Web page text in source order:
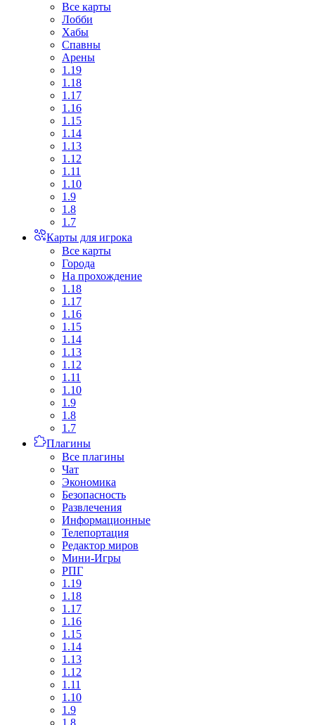
Все карты
Лобби
Хабы
Спавны
Арены
1.19
1.18
1.17
1.16
1.15
1.14
1.13
1.12
1.11
1.10
1.9
1.8
1.7
Карты для игрока
Все карты
Города
На прохождение
1.18
1.17
1.16
1.15
1.14
1.13
1.12
1.11
1.10
1.9
1.8
1.7
Плагины
Все плагины
Чат
Экономика
Безопасность
Развлечения
Информационные
Телепортация
Редактор миров
Мини-Игры
РПГ
1.19
1.18
1.17
1.16
1.15
1.14
1.13
1.12
1.11
1.10
1.9
1.8